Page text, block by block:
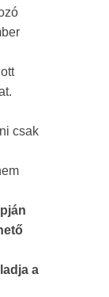
csak
a